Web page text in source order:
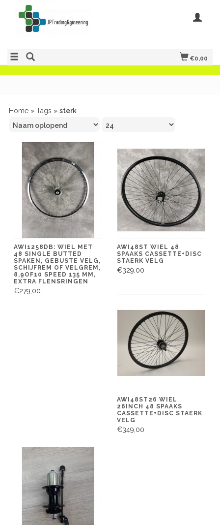
€0,00
Home » Tags » sterk
AWI1258DB: WIEL MET
48 SINGLE BUTTED
SPAKEN, GEBUSTE VELG,
SCHIJFREM OF VELGREM,
8,9OF10 SPEED 135 MM,
EXTRA FLENSRINGEN
€279,00
AWI48ST WIEL 48
SPAAKS CASSETTE+DISC
STAERK VELG
€329,00
AWI48ST26 WIEL
26INCH 48 SPAAKS
CASSETTE+DISC STAERK
VELG
€349,00